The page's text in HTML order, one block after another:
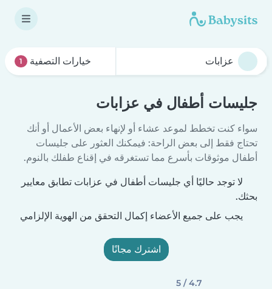
خيارات التصفية 1
جليسات أطفال في عزابات
سواء كنت تخطط لموعد عشاء أو لإنهاء بعض الأعمال أو أنك
تحتاج فقط إلى بعض الراحة: فيمكنك العثور على جليسات
أطفال موثوقات بأسرع مما تستغرقه في إقناع طفلك بالنوم.
لا توجد حاليًا أي جليسات أطفال في عزابات تطابق معايير
بحثك.
يجب على جميع الأعضاء إكمال التحقق من الهوية الإلزامي
اشترك مجانًا
4.7 / 5